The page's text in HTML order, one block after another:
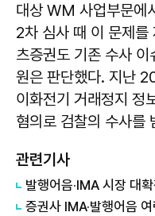
대상 WM 사업부문에
2차 심사 때 이 문제를
츠증권도 기존 수사
원은 판단했다. 지난
이화전기 거래정지 정
혐의로 검찰의 수사를
관련기사